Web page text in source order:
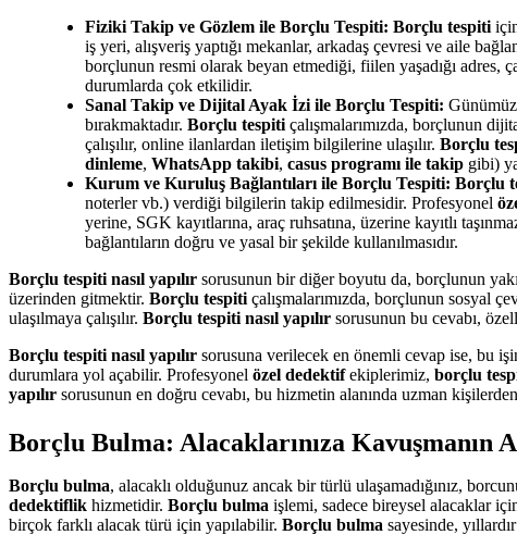
Fiziki Takip ve Gözlem ile Borçlu Tespiti: Borçlu tespiti
iş yeri, alışveriş yaptığı mekanlar, arkadaş çevresi ve aile
borçlunun resmi olarak beyan etmediği, fiilen yaşadığı
durumlarda çok etkilidir.
Sanal Takip ve Dijital Ayak İzi ile Borçlu Tespiti:
bırakmaktadır. Borçlu tespiti çalışmalarımızda, borçlunun
çalışılır, online ilanlardan iletişim bilgilerine ulaşılır. Borçlu
dinleme, WhatsApp takibi, casus programı ile takip gibi)
Kurum ve Kuruluş Bağlantıları ile Borçlu Tespiti: Borçlu
noterler vb.) verdiği bilgilerin takip edilmesidir. Profesyonel
yerine, SGK kayıtlarına, araç ruhsatına, üzerine kayıtlı
bağlantıların doğru ve yasal bir şekilde kullanılmasıdır.
Borçlu tespiti nasıl yapılır sorusunun bir diğer boyutu da, borçlunun
üzerinden gitmektir. Borçlu tespiti çalışmalarımızda, borçlunun sosyal
ulaşılmaya çalışılır. Borçlu tespiti nasıl yapılır sorusunun bu cevabı,
Borçlu tespiti nasıl yapılır sorusuna verilecek en önemli cevap ise, bu
durumlara yol açabilir. Profesyonel özel dedektifekiplerimiz, borçlu
yapılır sorusunun en doğru cevabı, bu hizmetin alanında uzman
Borçlu Bulma: Alacaklarınıza Kavuşmanın
Borçlu bulma, alacaklı olduğunuz ancak bir türlü ulaşamadığınız,
dedektiflik hizmetidir. Borçlu bulma işlemi, sadece bireysel alacaklar
birçok farklı alacak türü için yapılabilir. Borçlu bulma sayesinde,